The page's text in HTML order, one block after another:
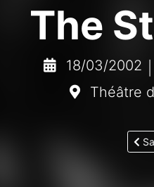
The
18/03/2002
Théâtre